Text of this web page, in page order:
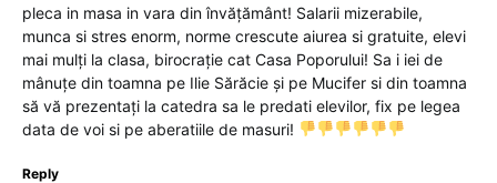
pleca in masa in vara din învățământ! Salarii mizerabile,
munca si stres enorm, norme crescute aiurea si gratuite, elevi
mai mulți la clasa, birocrație cat Casa Poporului! Sa i iei de
mânuțe din toamna pe Ilie Sărăcie și pe Mucifer si din toamna
să vă prezentați la catedra sa le predati elevilor, fix pe legea
data de voi si pe aberatiile de masuri!
Reply